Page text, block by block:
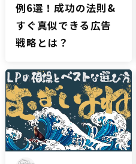
例6選！成功の法則&
すぐ真似できる広告
戦略とは？
LPブログ